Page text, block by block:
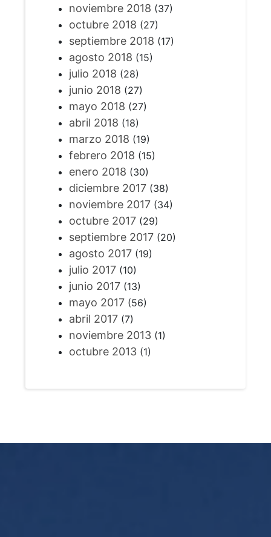
noviembre 2018 (37)
octubre 2018 (27)
septiembre 2018 (17)
agosto 2018 (15)
julio 2018 (28)
junio 2018 (27)
mayo 2018 (27)
abril 2018 (18)
marzo 2018 (19)
febrero 2018 (15)
enero 2018 (30)
diciembre 2017(38)
noviembre 2017(34)
octubre 2017(29)
septiembre 2017(20)
agosto 2017(19)
julio 2017(10)
junio 2017(13)
mayo 2017(56)
abril 2017(7)
noviembre 2013(1)
octubre 2013(1)